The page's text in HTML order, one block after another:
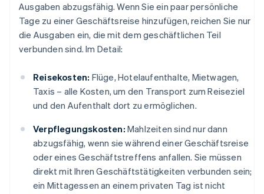
Ausgaben abzugsfähig. Wenn Sie ein paar persönliche
Tage zu einer Geschäftsreise hinzufügen, reichen Sie nur
die Ausgaben ein, die mit dem geschäftlichen Teil
verbunden sind. Im Detail:
Reisekosten: Flüge, Hotelaufenthalte, Mietwagen,
Taxis – alle Kosten, um den Transport zum Reiseziel
und den Aufenthalt dort zu ermöglichen.
Verpflegungskosten: Mahlzeiten sind nur dann
abzugsfähig, wenn sie während einer Geschäftsreise
oder eines Geschäftstreffens anfallen. Sie müssen
direkt mit Ihren Geschäftstätigkeiten verbunden sein;
ein Mittagessen an einem privaten Tag ist nicht